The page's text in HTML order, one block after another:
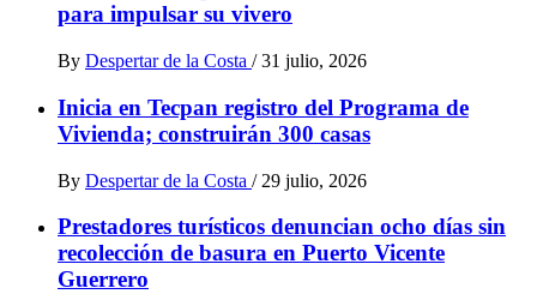
para impulsar su vivero
By Despertar de la Costa / 31 julio, 2026
Inicia en Tecpan registro del Programa de
Vivienda; construirán 300 casas
By Despertar de la Costa / 29 julio, 2026
Prestadores turísticos denuncian ocho días sin
recolección de basura en Puerto Vicente
Guerrero